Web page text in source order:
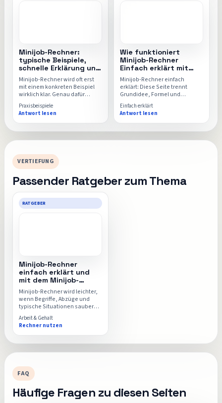
Minijob-Rechner:
typische Beispiele,
schnelle Erklärung und
direkter Rechner
Minijob-Rechner wird oft erst
mit einem konkreten Beispiel
wirklich klar. Genau dafür
sammelt diese Seite typische
Alltagssituationen, einfache
Rechenwege und den
passenden Einsatz für den
Minijob-Rechner.
Praxisbeispiele
Antwort lesen
Wie funktioniert
Minijob-Rechner
Einfach erklärt mit
Rechner, Formel und
FAQ
Minijob-Rechner einfach
erklärt: Diese Seite trennt
Grundidee, Formel und
typische Missverständnisse
sauber voneinander, damit der
Minijob-Rechner danach
intuitiver und sicherer nutzbar
wird.
Einfach erklärt
Antwort lesen
VERTIEFUNG
Passender Ratgeber zum Thema
RATGEBER
Minijob-Rechner
einfach erklärt und
mit dem Minijob-
Rechner berechnet
Minijob-Rechner wird leichter,
wenn Begriffe, Abzüge und
typische Situationen sauber
getrennt sind. Dieser Ratgeber
ordnet genau das ein und zeigt
dir, wann der Minijob-Rechner
für deinen Fall hilfreich ist.
Arbeit & Gehalt
Rechner nutzen
FAQ
Häufige Fragen zu diesen Seiten